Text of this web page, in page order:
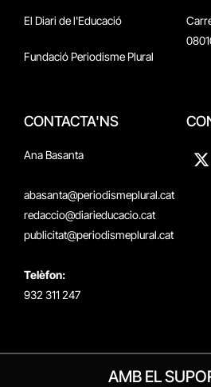
El Diari de l'Educació
Fundació Periodisme Plural
CONTACTA'NS
Ana Basanta
abasanta@periodismeplural.cat
redaccio@diarieducacio.cat
publicitat@periodismeplural.cat
Telèfon:
932 311 247
X
AMB EL